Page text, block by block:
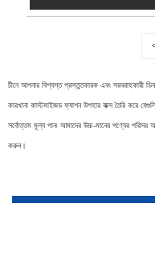
চীনে আপনার বিশ্বস্ত প্রস্তুতকারক এবং সরবরাহকারী
কারখানা কাস্টমাইজড ফ্যাশন উপহার বাক্স তৈরি করে
সর্বোত্তম মূল্য পান৷ আমাদের উচ্চ-মানের পণ্যের পরিসর
করুন।